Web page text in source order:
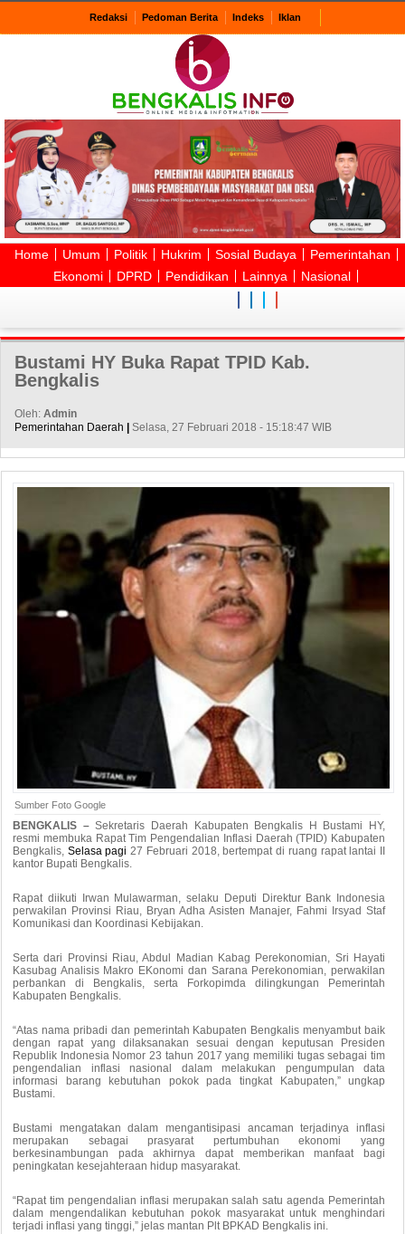
Redaksi Pedoman Berita Indeks Iklan
Home Umum Politik Hukrim Sosial Budaya
Pemerintahan
Ekonomi
DPRD Pendidikan Lainnya Nasional
Bustami HY Buka Rapat TPID Kab.
Bengkalis
Oleh: Admin
Pemerintahan Daerah
Selasa, 27 Februari 2018 - 15:18:47 WIB
Sumber Foto Google
BENGKALIS –Sekretaris Daerah Kabupaten Bengkalis H Bustami HY,
resmi membuka Rapat Tim Pengendalian Inflasi Daerah (TPID) Kabupaten
Bengkalis, Selasa pagi 27 Februari 2018, bertempat di ruang rapat lantai II
kantor Bupati Bengkalis.
Rapat diikuti Irwan Mulawarman, selaku Deputi Direktur Bank Indonesia
perwakilan Provinsi Riau, Bryan Adha Asisten Manajer, Fahmi Irsyad Staf
Komunikasi dan Koordinasi Kebijakan.
Serta dari Provinsi Riau, Abdul Madian Kabag Perekonomian, Sri Hayati
Kasubag Analisis Makro EKonomi dan Sarana Perekonomian, perwakilan
perbankan di Bengkalis, serta Forkopimda dilingkungan Pemerintah
Kabupaten Bengkalis.
“Atas nama pribadi dan pemerintah Kabupaten Bengkalis menyambut baik
dengan rapat yang dilaksanakan sesuai dengan keputusan Presiden
Republik Indonesia Nomor 23 tahun 2017 yang memiliki tugas sebagai tim
pengendalian inflasi nasional dalam melakukan pengumpulan data
informasi barang kebutuhan pokok pada tingkat Kabupaten,” ungkap
Bustami.
Bustami mengatakan dalam mengantisipasi ancaman terjadinya inflasi
merupakan sebagai prasyarat pertumbuhan ekonomi yang
berkesinambungan pada akhirnya dapat memberikan manfaat bagi
peningkatan kesejahteraan hidup masyarakat.
“Rapat tim pengendalian inflasi merupakan salah satu agenda Pemerintah
dalam mengendalikan kebutuhan pokok masyarakat untuk menghindari
terjadi inflasi yang tinggi,” jelas mantan Plt BPKAD Bengkalis ini.